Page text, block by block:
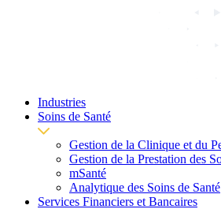
Industries
Soins de Santé
Gestion de la Clinique et du
Gestion de la Prestation des
mSanté
Analytique des Soins de Santé
Services Financiers et Bancaires